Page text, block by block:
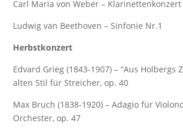
Carl Maria von Weber –
Ludwig van Beethoven – Sinfonie Nr.1
Herbstkonzert
Edvard Grieg (1843-1907) – “Aus Holbergs
alten Stil für Streicher, op. 40
Max Bruch (1838-1920) – Adagio für
Orchester, op. 47